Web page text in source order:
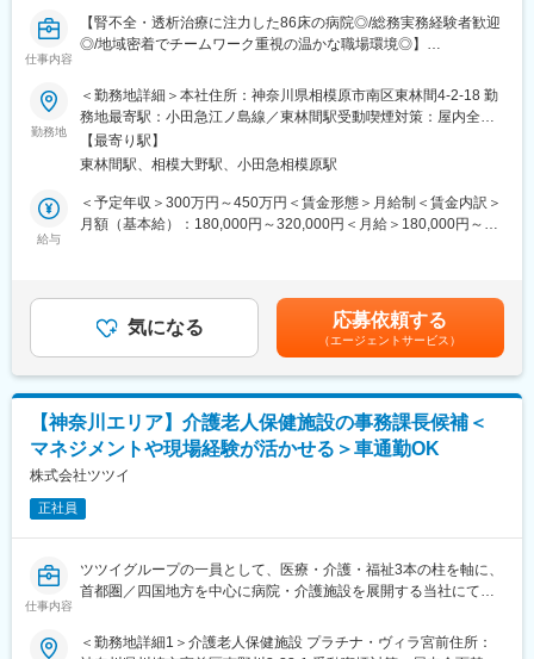
は情報共有や意見・要望の収集も行っています。
吃疫吸引研修修了者 2,000円
夜勤手当あり 7,500円／回（1か月4回程度）
訪問看護ステーション長沢ひまわりは、川崎市多摩区初の訪問看
護ステーションとして、1997年（平成9年）5月に産声を上げまし
た。
家に帰りたい、自分らしく過ごしたい、そんな思いを叶えるため
多くのご利用者様の在宅療養に携わらせて頂きました。
「住み慣れた我が家で、最期を迎えられて本当によかった。」
入院先に面会に行くと、朦朧とする中「帰りたい。連れて帰っ
て。」と懇願。点滴を抜かない様に抑制され、生気を失った姿を
目にし、自分達に施設があれば・・・と、強く願う様になりまし
た。そして、この春、長年私たちが、思い描いた夢が、遂に実現
することになりました。
「地域で最後まで、私らしく生きる」
私たちと一緒に、この願を叶えるお手伝いをしませんか。
変更の範囲：会社の定める業務
仕事内容
【腎不全・透析治療に注力した86床の病院◎/総務実務経験者歓迎
◎/地域密着でチームワーク重視の温かな職場環境◎】
■職務概要：当社は相模原市南区に位置し、腎不全や透析医療に注
力する病院として、地域の患者様に寄り添った医療を提供してい
ます。今回、総務部門にて実務経験者を募集しており、病院運営
を支える多岐にわたる業務をお任せします。職場は東林間駅より
徒歩6分で通勤も便利、マイカー通勤も可能です。
■業務詳細：
・労務管理
・社会保険手続き など
社外との交渉や社内外の問い合わせ対応、各種手続きや書類管理
持・改善にも貢献していただきます。
■組織構成：総務部は5名（男性２名、女性３名）が対応してお
り、1名が部長です。総務部門は病院運営の基盤を支える重要なポ
ジションです。
■業務の魅力：医療現場を支えるやりがいと、地域医療への貢献を
実感できます。残業は月平均25時間、年間休日119日、育児・看
護休暇などワークライフバランスも整っています。
安心して働ける環境です。
勤務地
＜勤務地詳細＞本社住所：神奈川県相模原市南区東林間4-2-18 勤
務地最寄駅：小田急江ノ島線／東林間駅受動喫煙対策：屋内全面
禁煙変更の範囲：無
【最寄り駅】
東林間駅、相模大野駅、小田急相模原駅
給与
＜予定年収＞300万円～450万円＜賃金形態＞月給制＜賃金内訳＞
月額（基本給）：180,000円～320,000円＜月給＞180,000円～
より変動あり）退職金補填手当：10,000円～皆勤手当：8,000円
時間外手当通勤手当：実費支給（月額上限なし）賃金はあくまで
も目安の金額であり、選考を通じて上下する可能性があります。
月給(月額)は固定手当を含めた表記です。
気になる 応募依頼する
（エージェントサービス）
【神奈川エリア】介護老人保健施設の事務課長候補＜
マネジメントや現場経験が活かせる＞車通勤OK
株式会社ツツイ
正社員
仕事内容
ツツイグループの一員として、医療・介護・福祉3本の柱を軸に、
首都圏／四国地方を中心に病院・介護施設を展開する当社にて、
がら、施設全体の運営管理全般を担当していただきます。
＜勤務地詳細1＞介護老人保健施設 プラチナ・ヴィラ宮前住所：